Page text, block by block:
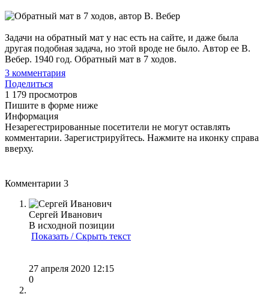
Задачи на обратный мат у нас есть на сайте, и даже была
другая подобная задача, но этой вроде не было. Автор ее В.
Вебер. 1940 год. Обратный мат в 7 ходов.
3 комментария
Поделиться
1 179 просмотров
Пишите в форме ниже
Информация
Незарегестрированные посетители не могут оставлять
комментарии. Зарегистрируйтесь. Нажмите на иконку справа
вверху.
Комментарии 3
Сергей Иванович
В исходной позиции
Показать / Скрыть текст
27 апреля 2020 12:15
0